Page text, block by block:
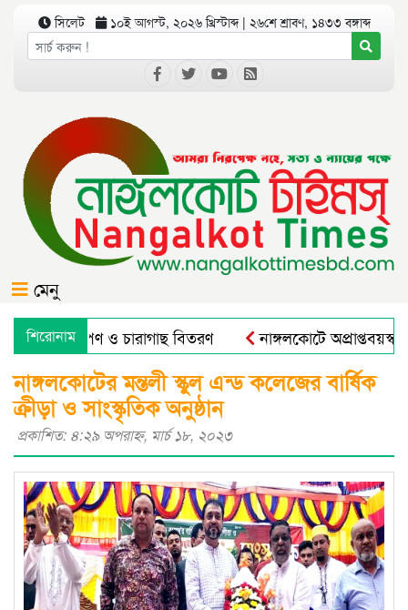
সিলেট ১০ই আগস্ট, ২০২৬ খ্রিস্টাব্দ | ২৬শে শ্রাবণ, ১৪৩৩ বঙ্গাব্দ
মেনু
শিরোনাম
বৃক্ষরোপণ ও চারাগাছ বিতরণ নাঙ্গলকোটে অপ্রাপ্তবয়স্ক
নাঙ্গলকোটের মন্তলী স্কুল এন্ড কলেজের বার্ষিক
ক্রীড়া ও সাংস্কৃতিক অনুষ্ঠান
প্রকাশিত: ৪:২৯ অপরাহ্ণ, মার্চ ১৮, ২০২৩